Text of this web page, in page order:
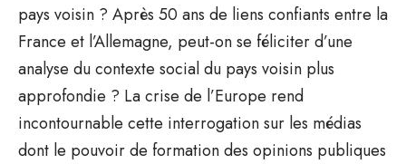
pays voisin ? Après 50 ans de liens confiants entre la
France et l’Allemagne, peut-on se féliciter d’une
analyse du contexte social du pays voisin plus
approfondie ? La crise de l’Europe rend
incontournable cette interrogation sur les médias
dont le pouvoir de formation des opinions publiques